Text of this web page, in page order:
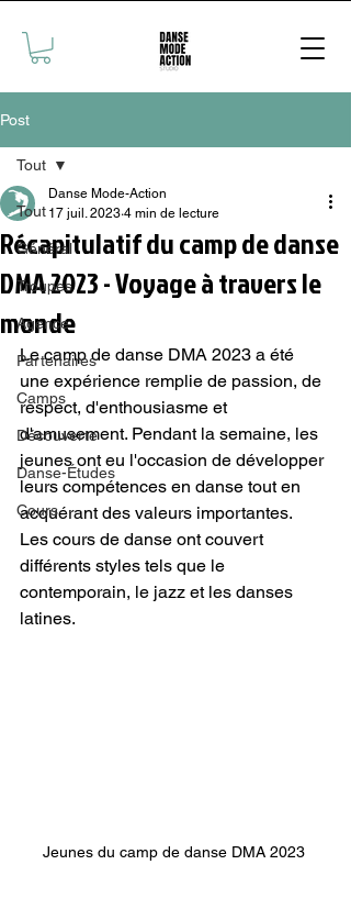
Post
Tout
Général
Troupes
Agence
Partenaires
Camps
Découverte
Danse-Études
Cours
Tout
Récapitulatif du camp de danse
DMA 2023 - Voyage à travers le
monde
Danse Mode-Action
17 juil. 2023 4 min de lecture
Le camp de danse DMA 2023 a été
une expérience remplie de passion, de
respect, d'enthousiasme et
d'amusement. Pendant la semaine, les
jeunes ont eu l'occasion de développer
leurs compétences en danse tout en
acquérant des valeurs importantes.
Les cours de danse ont couvert
différents styles tels que le
contemporain, le jazz et les danses
latines.
Jeunes du camp de danse DMA 2023